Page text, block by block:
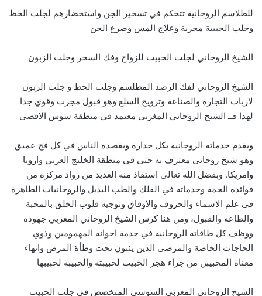
للطلاسم الروحانية تتحكم في تسخير الجن واستحضارهم لجلب الحظ
وجلب الحبيبة مجربة وعلاج المس وصرع الجن
الشيخ الروحاني لجلب الحبيب للزواج وفك السحر وجلب الزبون
الشيخ الروحاني لفك الرصد المطلسم وجلب الحظ و جلب الزبون
لارباب التجارة والصناعة وترويج السلع وهو قبول مجرب وقوي جدا
لهذا فــ الشيخ الروحاني المغربي معتمد في منطقة سوس الاقصى
ويقدم خدماته الروحانية بكل جدارة ويقصده الناس في كل فج عميق
وهو شيخ روحاني معترف به حتى في منطقة الخليج العربي واروبا
وامريكا. وبفضل الله تعالى استفاذ منه العديد من رواد مركزه من
فوائده الجمة وخدماته في الفلك والطب البديل والروحانيات الطاهرة
في علم الاسماء والحروف والاوفاق وتوجيه قلوب الخلق بالمحبة
والطاعة والقبول، ومن هنا كرس الشيخ الروحاني المغربي جهوده
ووظف كل طاقاته الروحانية في خدمة اخوانه المهمومين وذوي
الحاجات الخاصة والمرضى الذين يئنون تحت وطأة المرض وانهاء
معناة المحبيبن من جراء هجر الحبيب لحبيبته والحبيبة لحبيبها
الشيخ الروحاني المغربي السوسي المتخصص في جلب الحبيب